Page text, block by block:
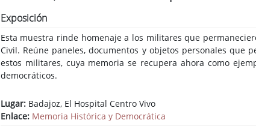
Exposición
Esta muestra rinde homenaje a los militares que
Civil. Reúne paneles, documentos y objetos personales que
estos militares, cuya memoria se recupera ahora como
democráticos.
Lugar:Badajoz, El Hospital Centro Vivo
Enlace: Memoria Histórica y Democrática